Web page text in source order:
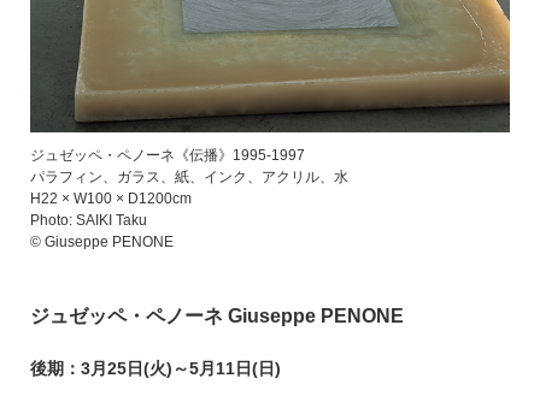
ジュゼッペ・ペノーネ《伝播》1995-1997
パラフィン、ガラス、紙、インク、アクリル、水
H22 × W100 × D1200cm
Photo: SAIKI Taku
© Giuseppe PENONE
ジュゼッペ・ペノーネ Giuseppe PENONE
後期：3月25日(火)～5月11日(日)